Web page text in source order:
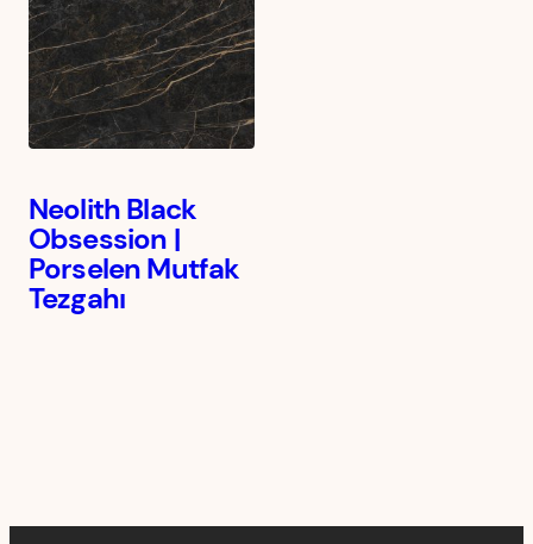
Neolith Black
Obsession |
Porselen Mutfak
Tezgahı